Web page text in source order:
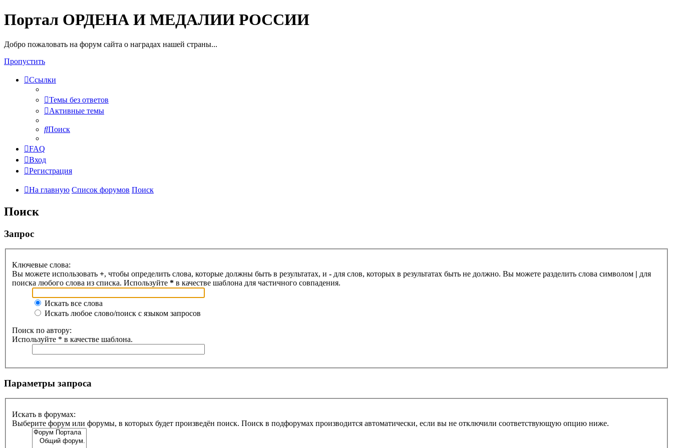
Портал ОРДЕНА И МЕДАЛИИ РОССИИ
Добро пожаловать на форум сайта о наградах нашей страны...
Пропустить
Ссылки
Темы без ответов
Активные темы
Поиск
FAQ
Вход
Регистрация
На главную Список форумов Поиск
Поиск
Запрос
Ключевые слова:
Вы можете использовать +, чтобы определить слова, которые должны быть в результатах, и - для слов, которых в результатах быть не должно. Вы можете разделить слова символом | для
поиска любого слова из списка. Используйте * в качестве шаблона для частичного совпадения.
Искать все слова
Искать любое слово/поиск с языком запросов
Поиск по автору:
Используйте * в качестве шаблона.
Параметры запроса
Искать в форумах:
Выберите форум или форумы, в которых будет произведён поиск. Поиск в подфорумах производится автоматически, если вы не отключили соответствующую опцию ниже.